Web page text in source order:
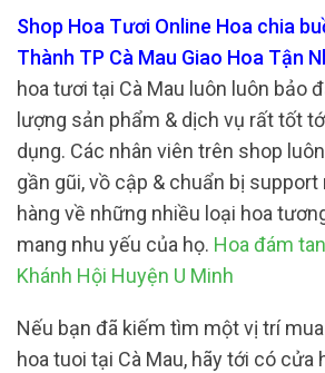
Shop Hoa Tươi Online Hoa chia
Thành TP Cà Mau Giao Hoa Tận
hoa tươi tại Cà Mau luôn luôn bảo
lượng sản phẩm & dịch vụ rất tốt
dụng. Các nhân viên trên shop
gần gũi, vồ cập & chuẩn bị support
hàng về những nhiều loại hoa
mang nhu yếu của họ. Hoa đám
Khánh Hội Huyện U Minh
Nếu bạn đã kiếm tìm một vị trí
hoa tuoi tại Cà Mau, hãy tới có cửa